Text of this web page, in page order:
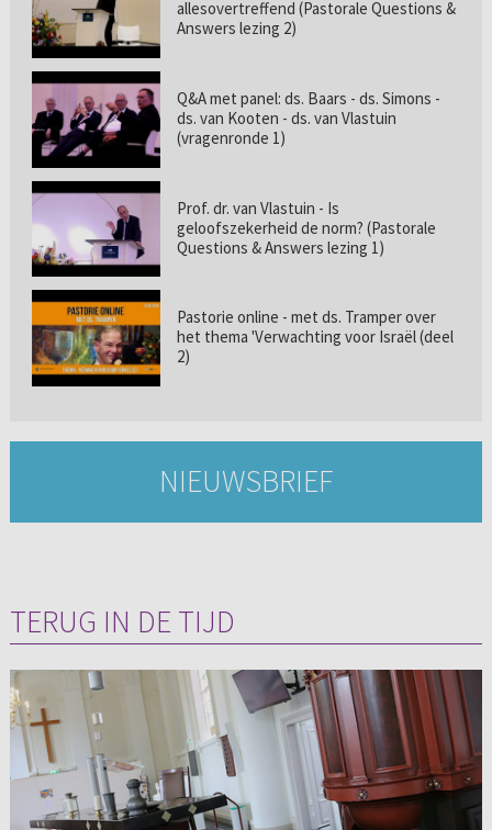
allesovertreffend (Pastorale Questions &
Answers lezing 2)
Q&A met panel: ds. Baars - ds. Simons -
ds. van Kooten - ds. van Vlastuin
(vragenronde 1)
Prof. dr. van Vlastuin - Is
geloofszekerheid de norm? (Pastorale
Questions & Answers lezing 1)
Pastorie online - met ds. Tramper over
het thema 'Verwachting voor Israël (deel
2)
NIEUWSBRIEF
TERUG IN DE TIJD